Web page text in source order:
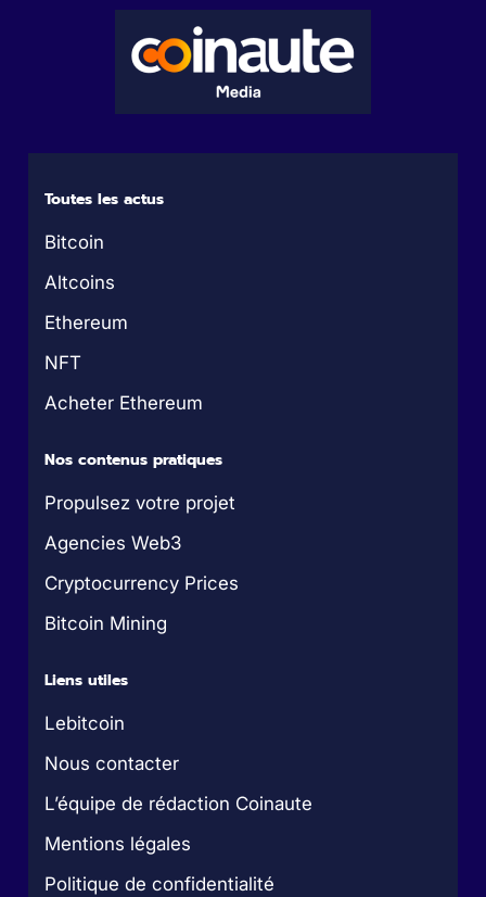
Toutes les actus
Bitcoin
Altcoins
Ethereum
NFT
Acheter Ethereum
Nos contenus pratiques
Propulsez votre projet
Agencies Web3
Cryptocurrency Prices
Bitcoin Mining
Liens utiles
Lebitcoin
Nous contacter
L’équipe de rédaction Coinaute
Mentions légales
Politique de confidentialité